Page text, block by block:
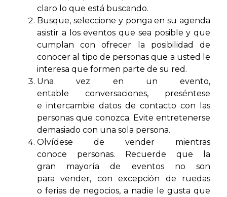
claro lo que está buscando.
Busque, seleccione y ponga en su agenda
asistir a los eventos que sea posible y que
cumplan con ofrecer la posibilidad de
conocer al tipo de personas que a usted le
interesa que formen parte de su red.
Una vez en un evento,
entable conversaciones, preséntese
e intercambie datos de contacto con las
personas que conozca. Evite entretenerse
demasiado con una sola persona.
Olvídese de vender mientras
conoce personas. Recuerde que la
gran mayoría de eventos no son
para vender, con excepción de ruedas
o ferias de negocios, a nadie le gusta que